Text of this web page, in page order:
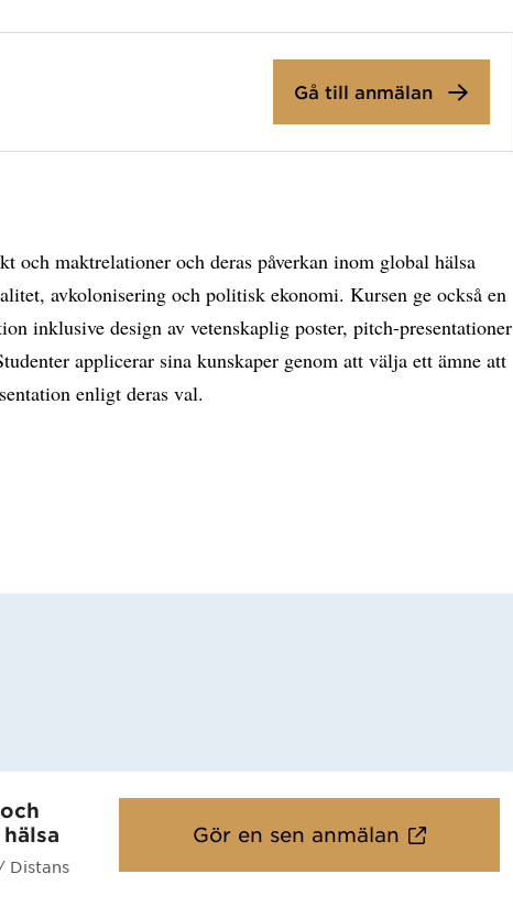
Gå till anmälan
och maktrelationer och deras påverkan inom global hälsa
avkolonisering och politisk ekonomi. Kursen ge också en
inklusive design av vetenskaplig poster, pitch-presentationer
applicerar sina kunskaper genom att välja ett ämne att
enligt deras val.
Distans
Gör en sen anmälan